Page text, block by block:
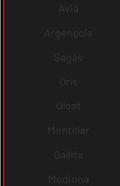
Avià
Argençola
Sagàs
Orís
Olost
Montclar
Gallifa
Mediona